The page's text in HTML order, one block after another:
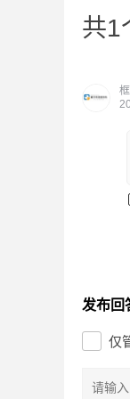
共1
发布回
仅